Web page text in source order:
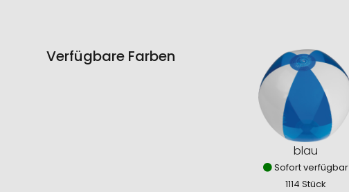
Verfügbare Farben
blau
Sofort verfügbar
1114 Stück